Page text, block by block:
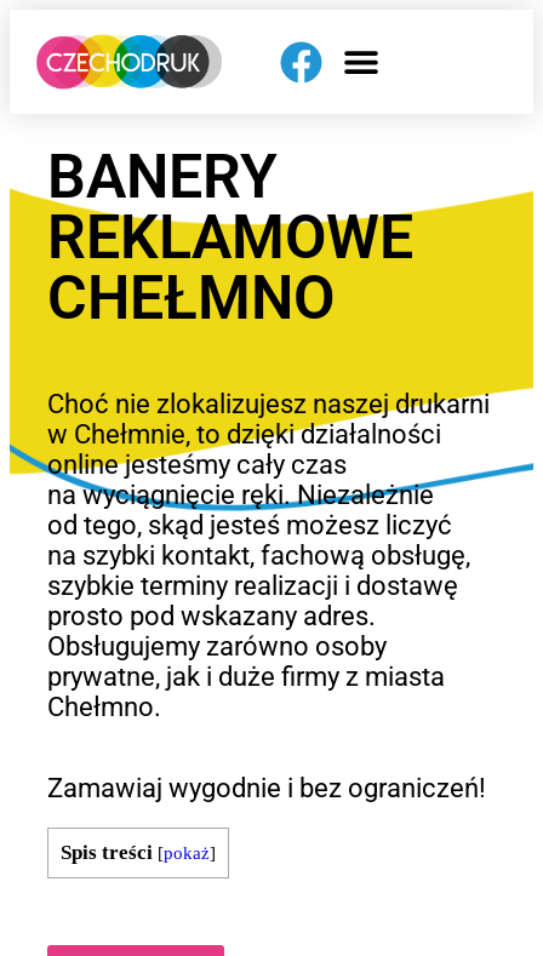
BANERY
REKLAMOWE
CHEŁMNO
Choć nie zlokalizujesz naszej drukarni
w Chełmnie, to dzięki działalności
online jesteśmy cały czas
na wyciągnięcie ręki. Niezależnie
od tego, skąd jesteś możesz liczyć
na szybki kontakt, fachową obsługę,
szybkie terminy realizacji i dostawę
prosto pod wskazany adres.
Obsługujemy zarówno osoby
prywatne, jak i duże firmy z miasta
Chełmno.
Zamawiaj wygodnie i bez ograniczeń!
Spis treści [pokaż]